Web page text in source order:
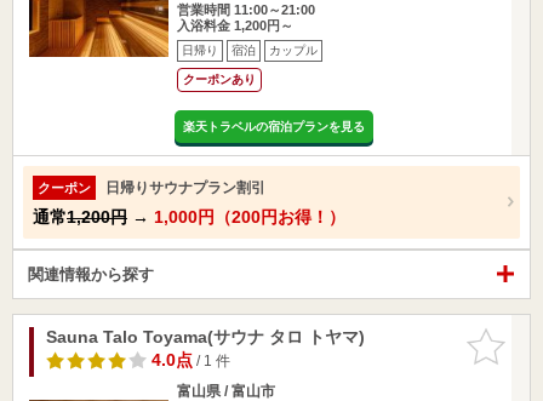
営業時間 11:00～21:00
入浴料金 1,200円～
日帰り 宿泊 カップル
クーポンあり
楽天トラベルの宿泊プランを見る
クーポン 日帰りサウナプラン割引
通常1,200円 → 1,000円（200円お得！）
関連情報から探す
お気に入
りに追加
Sauna Talo Toyama(サウナ タロ トヤマ)
4.0点/ 1 件
富山県 / 富山市